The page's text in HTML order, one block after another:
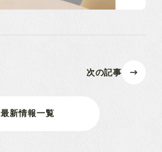
最新情報一覧
次の記事